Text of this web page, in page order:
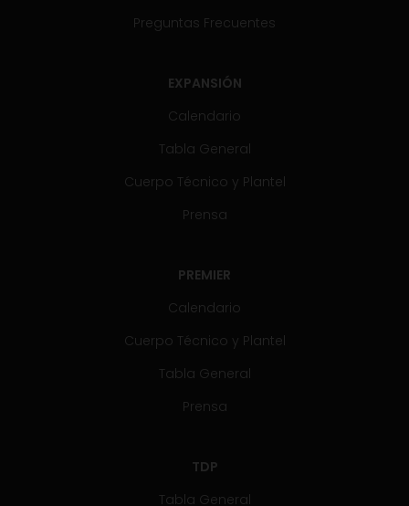
Preguntas Frecuentes
EXPANSIÓN
Calendario
Tabla General
Cuerpo Técnico y Plantel
Prensa
PREMIER
Calendario
Cuerpo Técnico y Plantel
Tabla General
Prensa
TDP
Tabla General